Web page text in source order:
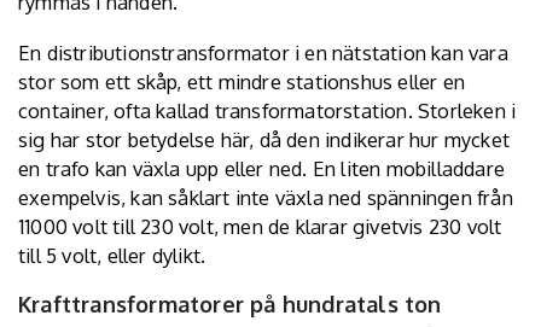
En distributionstransformator i en nätstation kan vara
stor som ett skåp, ett mindre stationshus eller en
container, ofta kallad transformatorstation. Storleken i
sig har stor betydelse här, då den indikerar hur mycket
en trafo kan växla upp eller ned. En liten mobilladdare
exempelvis, kan såklart inte växla ned spänningen från
11000 volt till 230 volt, men de klarar givetvis 230 volt
till 5 volt, eller dylikt.
Krafttransformatorer på hundratals ton